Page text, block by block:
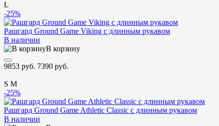
L
-25%
Рашгард Ground Game Viking с длинным рукавом
В наличии
В корзину
9853 руб. 7390 руб.
S M
-25%
Рашгард Ground Game Athletic Classic с длинным рукавом
В наличии